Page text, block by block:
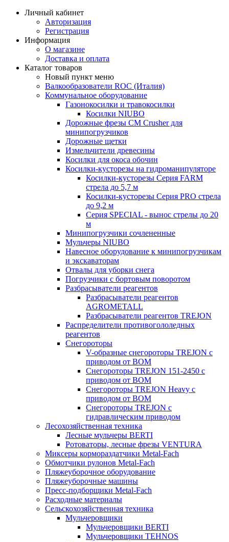
Личный кабинет
Авторизация
Регистрация
Информация
О магазине
Доставка и оплата
Каталог товаров
Новый пункт меню
Валкообразователи ROC (Италия)
Коммунальное оборудование
Газонокосилки и травокосилки
Косилки NIUBO
Дорожные фрезы CM Crusher для
минипогрузчиков
Дорожные щетки
Измельчители древесины
Косилки для окоса обочин
Косилки-кусторезы на гидроманипуляторе
Косилки-кусторезы Серия FARM
стрела до 5,7 м
Косилки-кусторезы Серия PRO стрела
до 9,2 м
Серия SPECIAL - вынос стрелы до 20
м
Минипогрузчики сочлененные
Мульчеры NIUBO
Навесное оборудование к минипогрузчикам
и экскаваторам
Отвалы для уборки снега
Погрузчики с бортовым поворотом
Разбрасыватели реагентов
Разбрасыватели реагентов
AGROMETALL
Разбрасыватели реагентов TREJON
Распределители противогололедных
реагентов
Снегороторы
V-образные снегороторы TREJON с
приводом от ВОМ
Снегороторы TREJON 151-2450 с
приводом от ВОМ
Снегороторы TREJON Heavy с
приводом от ВОМ
Снегороторы TREJON с
гидравлическим приводом
Лесохозяйственная техника
Лесные мульчеры BERTI
Ротоваторы, лесные фрезы VENTURA
Миксеры кормораздатчики Metal-Fach
Обмотчики рулонов Metal-Fach
Пляжеуборочное оборудование
Пляжеуборочные машины
Пресс-подборщики Metal-Fach
Расходные материалы
Сельскохозяйственная техника
Мульчеровщики
Мульчеровщики BERTI
Мульчеровщики TEHNOS